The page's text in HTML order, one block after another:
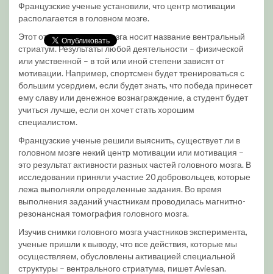
Французские ученые установили, что центр мотивации
располагается в головном мозге.
Этот отдел головного мозга носит название вентральный
стриатум. Результаты любой деятельности – физической
или умственной – в той или иной степени зависят от
мотивации. Например, спортсмен будет тренироваться с
большим усердием, если будет знать, что победа принесет
ему славу или денежное вознаграждение, а студент будет
учиться лучше, если он хочет стать хорошим
специалистом.
Французские ученые решили выяснить, существует ли в
головном мозге некий центр мотивации или мотивация –
это результат активности разных частей головного мозга. В
исследовании приняли участие 20 добровольцев, которые
лежа выполняли определенные задания. Во время
выполнения заданий участникам проводилась магнитно-
резонансная томография головного мозга.
Изучив снимки головного мозга участников эксперимента,
ученые пришли к выводу, что все действия, которые мы
осуществляем, обусловлены активацией специальной
структуры – вентрального стриатума, пишет Aviesan.